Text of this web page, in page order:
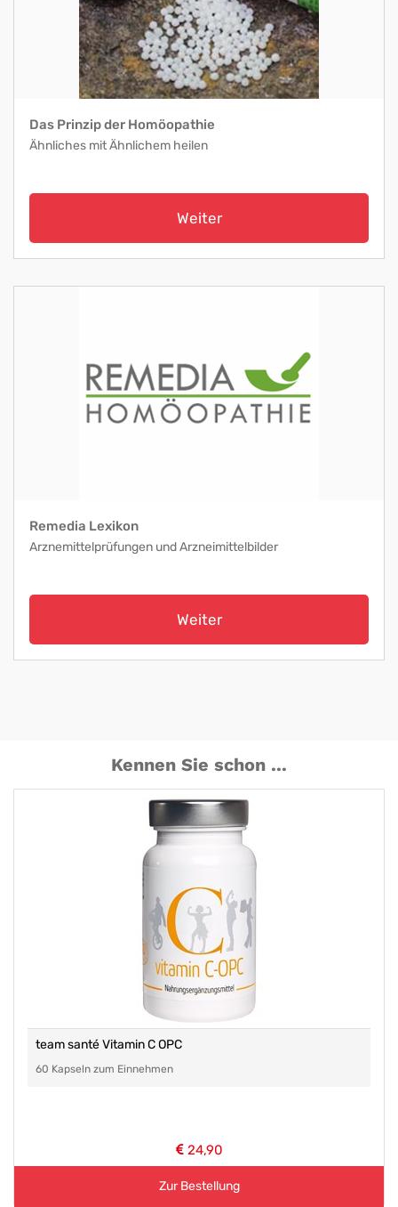
Das Prinzip der Homöopathie
Ähnliches mit Ähnlichem heilen
Weiter
Remedia Lexikon
Arznemittelprüfungen und Arzneimittelbilder
Weiter
Kennen Sie schon ...
team santé Vitamin C OPC
60 Kapseln zum Einnehmen
24,90
Zur Bestellung